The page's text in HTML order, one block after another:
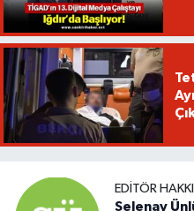
EDITÖR
Selenay